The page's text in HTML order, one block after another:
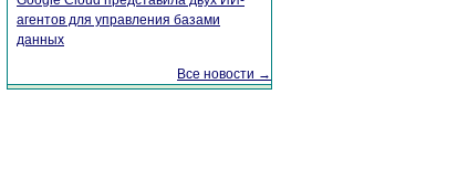
агентов для управления базами
данных
Все новости →